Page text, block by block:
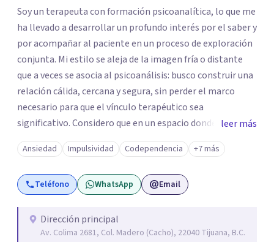
Soy un terapeuta con formación psicoanalítica, lo que me
ha llevado a desarrollar un profundo interés por el saber y
por acompañar al paciente en un proceso de exploración
conjunta. Mi estilo se aleja de la imagen fría o distante
que a veces se asocia al psicoanálisis: busco construir una
relación cálida, cercana y segura, sin perder el marco
necesario para que el vínculo terapéutico sea
significativo. Considero que en un espacio donde uno
puede sentirse acompañado y escuchado, es posible
mirar con honestidad cómo nos vinculamos afuera, qué se
repite, qué duele, y qué puede transformarse. En mi
consultorio hay lugar para todo: risas, tristezas, enojos y
escuchada. Si pudiste conectar con algo de esto,
mándame un mensaje y comencemos juntos a trabajar en
leer más
Ansiedad Impulsividad Codependencia +7 más
Teléfono WhatsApp Email
Dirección principal
Av. Colima 2681, Col. Madero (Cacho), 22040 Tijuana, B.C.